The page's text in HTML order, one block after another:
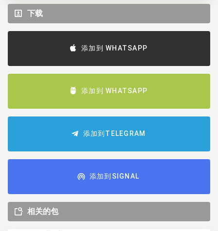
下载
添加到 WHATSAPP
添加到 WHATSAPP
添加到TELEGRAM
添加到SIGNAL
相关的包